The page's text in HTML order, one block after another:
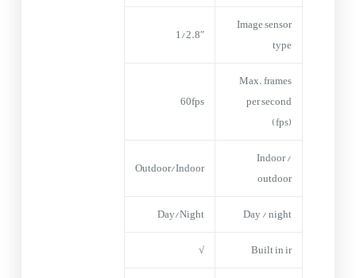
Image sensor
type
1/2.8″
Max. frames
per second
(fps)
60fps
Indoor /
outdoor
Outdoor/Indoor
Day / night
Day/Night
Built in ir
√